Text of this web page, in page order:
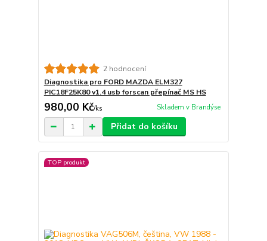
2 hodnocení
Diagnostika pro FORD MAZDA ELM327
PIC18F25K80 v1.4 usb forscan přepínač MS HS
980,00 Kč/ks Skladem v Brandýse
Přidat do košíku
TOP produkt